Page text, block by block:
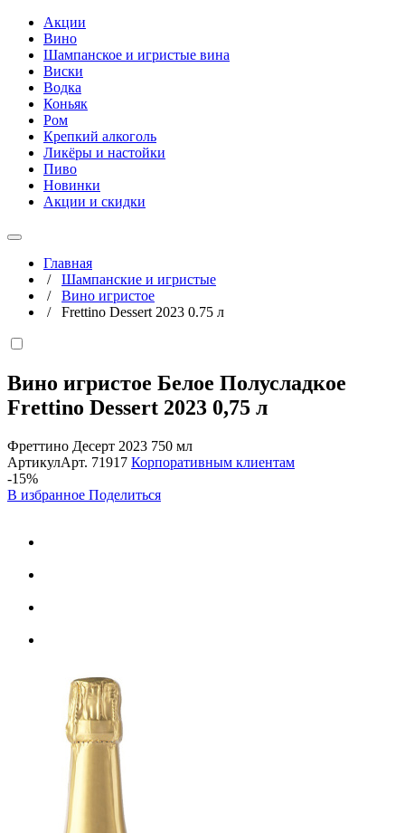
Акции
Вино
Шампанское и игристые вина
Виски
Водка
Коньяк
Ром
Крепкий алкоголь
Ликёры и настойки
Пиво
Новинки
Акции и скидки
Главная
/ Шампанские и игристые
/ Вино игристое
/ Frettino Dessert 2023 0.75 л
Вино игристое Белое Полусладкое
Frettino Dessert 2023 0,75 л
Фреттино Десерт 2023 750 мл
АртикулАрт. 71917 Корпоративным клиентам
-15%
В избранное Поделиться